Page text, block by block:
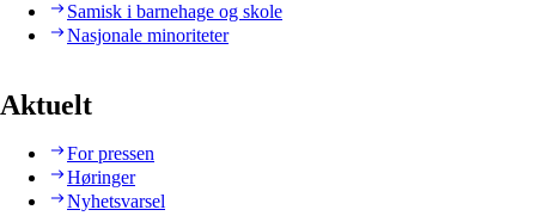
Samisk i barnehage og skole
Nasjonale minoriteter
Aktuelt
For pressen
Høringer
Nyhetsvarsel